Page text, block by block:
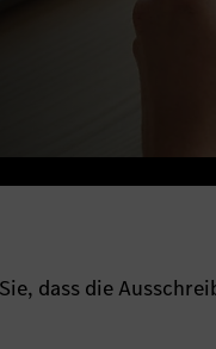
dass die